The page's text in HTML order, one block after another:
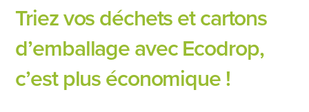
Triez vos déchets et cartons
d’emballage avec Ecodrop,
c’est plus économique !